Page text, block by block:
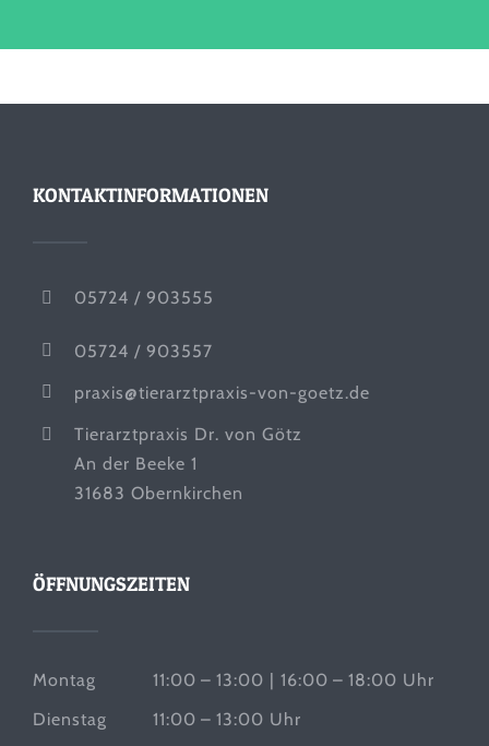
KONTAKTINFORMATIONEN
05724 / 903555
05724 / 903557
praxis@tierarztpraxis-von-goetz.de
Tierarztpraxis Dr. von Götz
An der Beeke 1
31683 Obernkirchen
ÖFFNUNGSZEITEN
Montag
11:00 – 13:00 | 16:00 – 18:00 Uhr
Dienstag
11:00 – 13:00 Uhr